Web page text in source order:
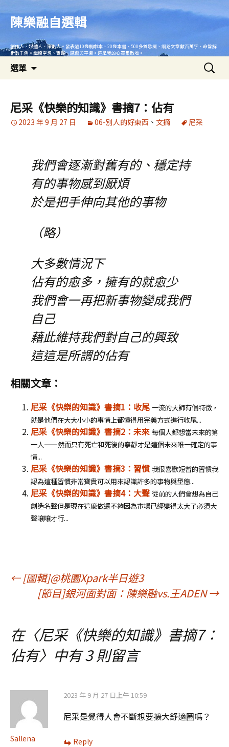
內
陳樂融自選輯
創作人、媒體人、策劃人。發表過10幾齣劇本、20幾本書、500多首歌詞、網路文章數百萬字、命盤解
析數千例。繼續空想、實踐、感傷與平復。這是我的心靈集散地。
選單
搜
尋
尼采《快樂的知識》書摘7：佔有
2023 年 9 月 27 日 06-別人的好東西 、 文摘 尼采
我們會逐漸對舊有的、穩定持
有的事物感到厭煩
於是把手伸向其他的事物
（略）
大多數情況下
佔有的愈多，擁有的就愈少
我們會一再把新事物變成我們
自己
藉此維持我們對自己的興致
這這是所謂的佔有
相關文章：
尼采《快樂的知識》書摘1：收尾 一流的大師有個特徵，
就是他們在大大小小的事情上都懂得用完美方式進行收尾...
尼采《快樂的知識》書摘2：未來 每個人都想當未來的第
一人——然而只有死亡和死後的寧靜才是這個未來唯一確定的事
情...
尼采《快樂的知識》書摘3：習慣 我很喜歡短暫的習慣我
認為這種習慣非常寶貴可以用來認識許多的事物與型態...
尼采《快樂的知識》書摘4：大聲 從前的人們會想為自己
創造名聲但是現在這麼做還不夠因為市場已經變得太大了必須大
聲嚷嚷才行...
文
導
覽
←[圖輯]@桃園Xpark半日遊3
[節目]銀河面對面：陳樂融vs.王ADEN→
在〈尼采《快樂的知識》書摘7：
佔有〉中有 3 則留言
Sallena
2023 年 9 月 27 日上午 10:59
尼采是覺得人會不斷想要擴大舒適圈嗎？
Reply